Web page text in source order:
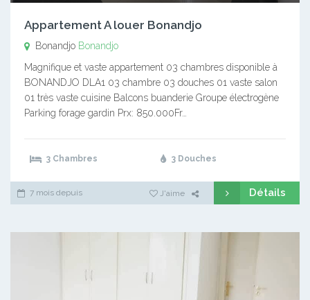
Appartement A louer Bonandjo
Bonandjo Bonandjo
Magnifique et vaste appartement 03 chambres disponible à
BONANDJO DLA1 03 chambre 03 douches 01 vaste salon
01 très vaste cuisine Balcons buanderie Groupe électrogène
Parking forage gardin Prx: 850.000Fr…
3 Chambres 3 Douches
7 mois depuis J'aime Détails